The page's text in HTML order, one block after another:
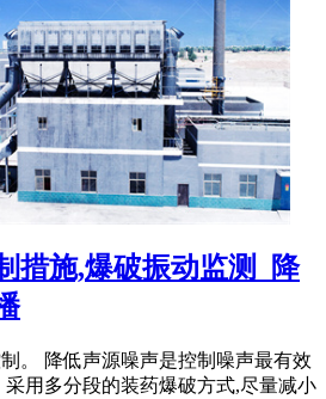
措施,爆破振动监测_降
。 降低声源噪声是控制噪声最有效
用多分段的装药爆破方式,尽量减小